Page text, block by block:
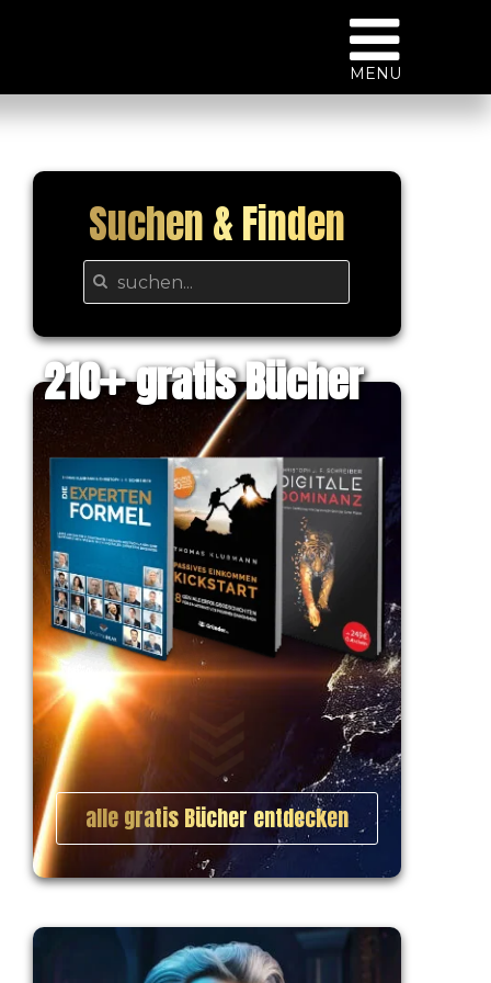
MENU
Suchen & Finden
210 gratis Bücher
alle gratis Bücher entdecken